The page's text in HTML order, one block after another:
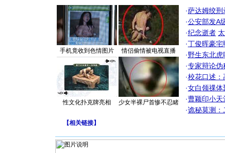
手机竟收到色情图片 情侣偷情被电视直播
性文化扑克牌亮相 少女半裸尸首惨不忍睹
·萨达姆绞刑
·公安部发A
·纪念逝者
·丁俊晖豪
·野生东北
·专家辩论伪
·校花口述：
·女白领祼体
·曹颖印小天
·诡秘莫测：
【相关链接】